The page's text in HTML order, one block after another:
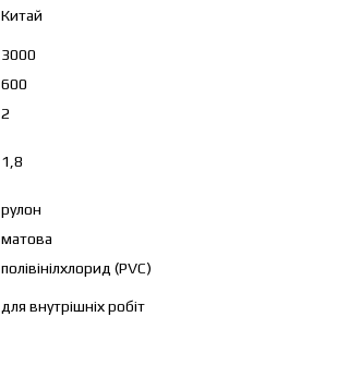
Китай
3000
600
2
1,8
рулон
матова
полівінілхлорид (PVC)
для внутрішніх робіт